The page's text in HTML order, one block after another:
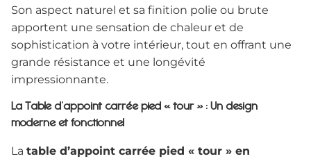
Son aspect naturel et sa finition polie ou brute
apportent une sensation de chaleur et de
sophistication à votre intérieur, tout en offrant une
grande résistance et une longévité
impressionnante.
La Table d’appoint carrée pied « tour » : Un design
moderne et fonctionnel
La table d’appoint carrée pied « tour » en